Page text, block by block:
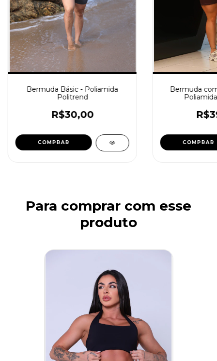
Bermuda Básic - Poliamida
Politrend
R$30,00
COMPRAR
Bermuda
COMPRAR
Para comprar com esse
produto